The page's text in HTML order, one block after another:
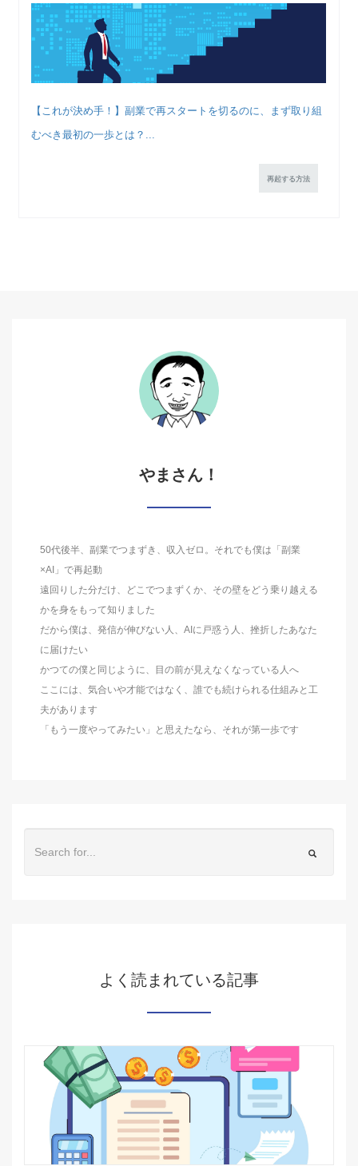
【これが決め手！】副業で再スタートを切るのに、まず取り組
むべき最初の一歩とは？...
再起する方法
やまさん！
50代後半、副業でつまずき、収入ゼロ。それでも僕は「副業
×AI」で再起動
遠回りした分だけ、どこでつまずくか、その壁をどう乗り越える
かを身をもって知りました
だから僕は、発信が伸びない人、AIに戸惑う人、挫折したあなた
に届けたい
かつての僕と同じように、目の前が見えなくなっている人へ
ここには、気合いや才能ではなく、誰でも続けられる仕組みと工
夫があります
「もう一度やってみたい」と思えたなら、それが第一歩です
よく読まれている記事